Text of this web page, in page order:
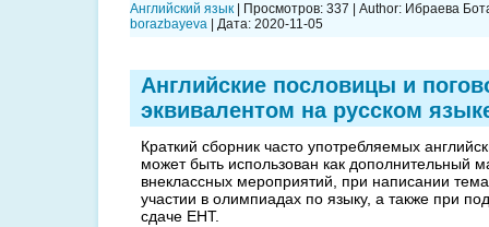
Английский язык Просмотров: 337 Author: Ибраева
borazbayeva
Дата: 2020-11-05
Английские пословицы и
эквивалентом на русском
Краткий сборник часто употребляемых
может быть использован как дополнительный
внеклассных мероприятий, при написании
участии в олимпиадах по языку, а также при
сдаче ЕНТ.